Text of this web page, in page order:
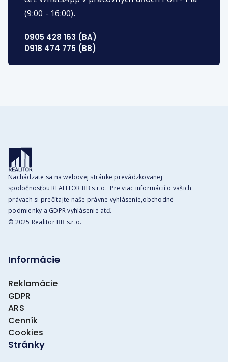
(9:00 - 16:00).
0905 428 163 (BA)
0918 474 775 (BB)
Nachádzate sa na webovej stránke prevádzkovanej
spoločnosťou REALITOR BB s.r.o. Pre viac informácií o vašich
právach si prečítajte naše právne vyhlásenie,obchodné
podmienky a GDPR vyhlásenie atď.
© 2025 Realitor BB s.r.o.
Informácie
Reklamácie
GDPR
ARS
Cenník
Cookies
Stránky